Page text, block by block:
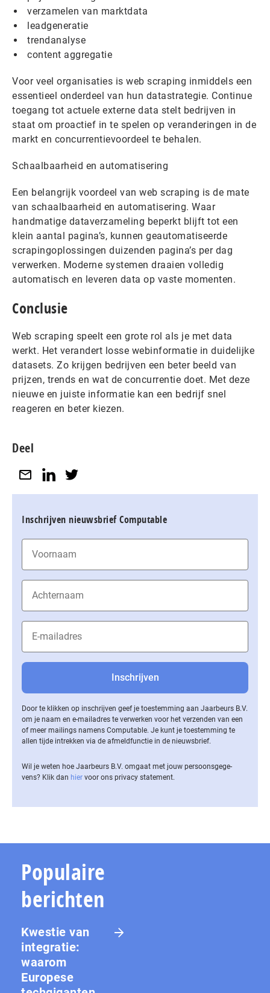
verzamelen van marktdata
leadgeneratie
trendanalyse
content aggregatie
Voor veel organisaties is web scraping inmiddels een
essentieel onderdeel van hun datastrategie. Continue
toegang tot actuele externe data stelt bedrijven in
staat om proactief in te spelen op veranderingen in de
markt en concurrentievoordeel te behalen.
Schaalbaarheid en automatisering
Een belangrijk voordeel van web scraping is de mate
van schaalbaarheid en automatisering. Waar
handmatige dataverzameling beperkt blijft tot een
klein aantal pagina’s, kunnen geautomatiseerde
scrapingoplossingen duizenden pagina’s per dag
verwerken. Moderne systemen draaien volledig
automatisch en leveren data op vaste momenten.
Conclusie
Web scraping speelt een grote rol als je met data
werkt. Het verandert losse webinformatie in duidelijke
datasets. Zo krijgen bedrijven een beter beeld van
prijzen, trends en wat de concurrentie doet. Met deze
nieuwe en juiste informatie kan een bedrijf snel
reageren en beter kiezen.
Deel
Inschrijven nieuwsbrief Computable
Door te klikken op inschrijven geef je toestemming aan Jaarbeurs B.V.
om je naam en e-mailadres te verwerken voor het verzenden van een
of meer mailings namens Computable. Je kunt je toestemming te
allen tijde intrekken via de af­meld­func­tie in de nieuwsbrief.
Wil je weten hoe Jaarbeurs B.V. omgaat met jouw per­soons­ge­ge­
vens? Klik dan hier voor ons privacy statement.
Populaire
berichten
Kwestie van
integratie:
waarom
Europese